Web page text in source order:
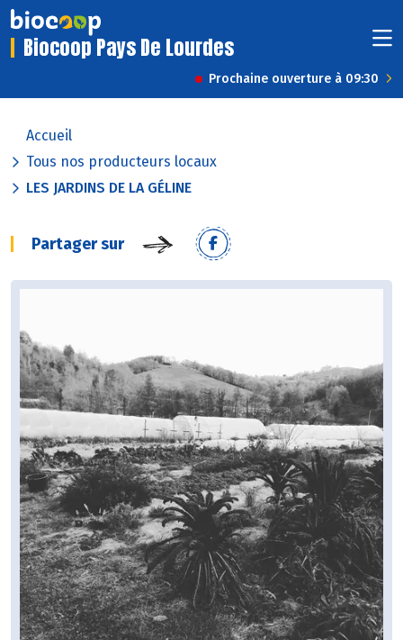
Biocoop Pays De Lourdes
Prochaine ouverture à 09:30
Accueil
Tous nos producteurs locaux
LES JARDINS DE LA GÉLINE
Partager sur